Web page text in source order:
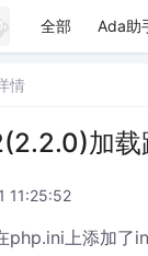
全部 Ada助
情
加载
11:25:52
php.ini上添加了